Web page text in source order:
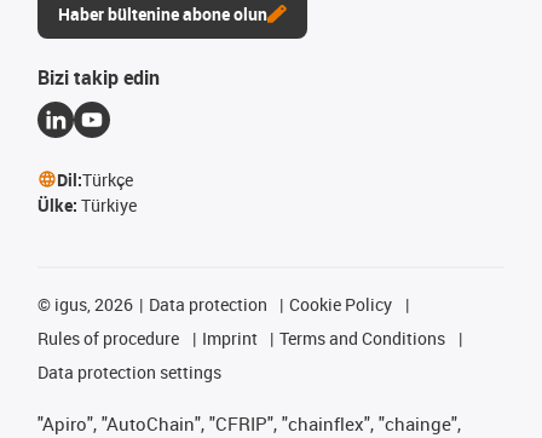
Haber bültenine abone olun
Bizi takip edin
Dil:Türkçe
Ülke: Türkiye
© igus, 2026 Data protection
Cookie Policy
Rules of procedure
Imprint
Terms and Conditions
Data protection settings
"Apiro", "AutoChain", "CFRIP", "chainflex", "chainge",